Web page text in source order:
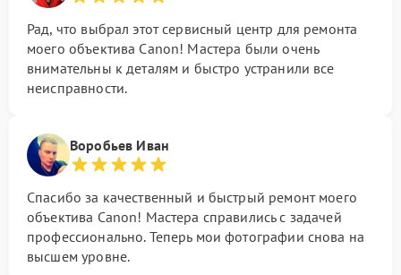
Рад, что выбрал этот сервисный центр для ремонта
моего объектива Canon! Мастера были очень
внимательны к деталям и быстро устранили все
неисправности.
Воробьев Иван
Спасибо за качественный и быстрый ремонт моего
объектива Canon! Мастера справились с задачей
профессионально. Теперь мои фотографии снова на
высшем уровне.